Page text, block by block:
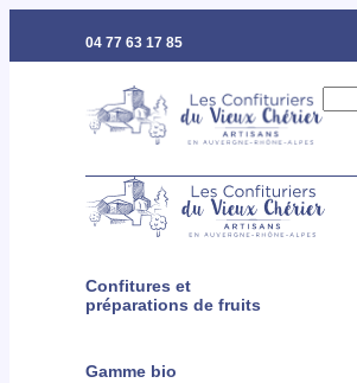
04 77 63 17 85
Confitures et
préparations de fruits
Gamme bio